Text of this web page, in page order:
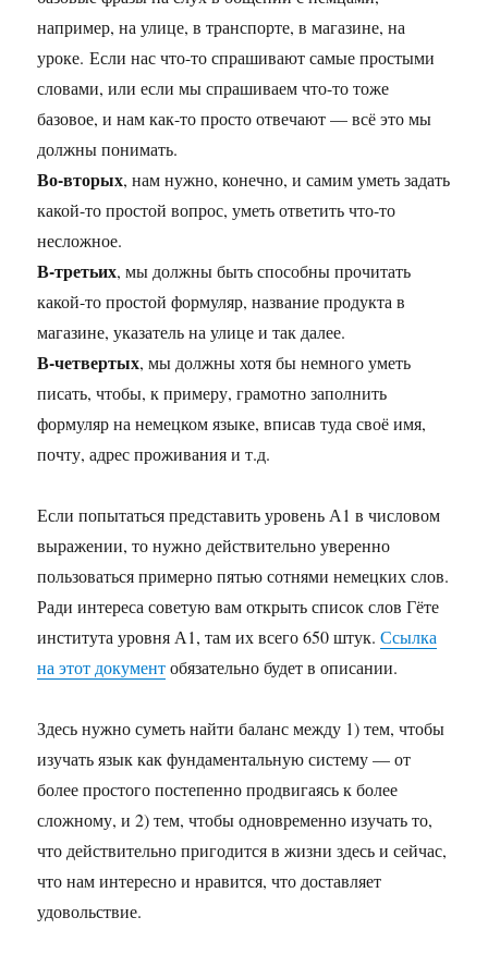
например, на улице, в транспорте, в магазине, на
уроке. Если нас что-то спрашивают самые простыми
словами, или если мы спрашиваем что-то тоже
базовое, и нам как-то просто отвечают — всё это мы
должны понимать.
Во-вторых, нам нужно, конечно, и самим уметь задать
какой-то простой вопрос, уметь ответить что-то
несложное.
В-третьих, мы должны быть способны прочитать
какой-то простой формуляр, название продукта в
магазине, указатель на улице и так далее.
В-четвертых, мы должны хотя бы немного уметь
писать, чтобы, к примеру, грамотно заполнить
формуляр на немецком языке, вписав туда своё имя,
почту, адрес проживания и т.д.
Если попытаться представить уровень А1 в числовом
выражении, то нужно действительно уверенно
пользоваться примерно пятью сотнями немецких слов.
Ради интереса советую вам открыть список слов Гёте
института уровня А1, там их всего 650 штук.Ссылка
на этот документобязательно будет в описании.
Здесь нужно суметь найти баланс между 1) тем, чтобы
изучать язык как фундаментальную систему — от
более простого постепенно продвигаясь к более
сложному, и 2) тем, чтобы одновременно изучать то,
что действительно пригодится в жизни здесь и сейчас,
что нам интересно и нравится, что доставляет
удовольствие.